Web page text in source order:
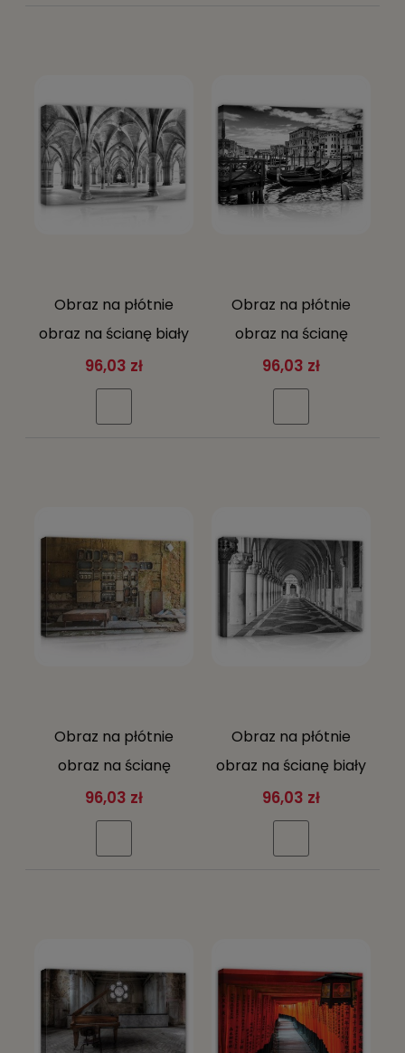
Obraz na płótnie
obraz na ścianę biały
szary architektura
łuki kolumny
96,03 zł
Obraz na płótnie
obraz na ścianę
czarny biały wenecja
gondole kanał 60 x
40
96,03 zł
Obraz na płótnie
obraz na ścianę
brązowy zielony
industrialna ściana
96,03 zł
Obraz na płótnie
obraz na ścianę biały
szary arkady
kolumny
96,03 zł